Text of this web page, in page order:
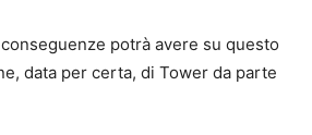
potrà avere su questo
data per certa, di Tower da parte